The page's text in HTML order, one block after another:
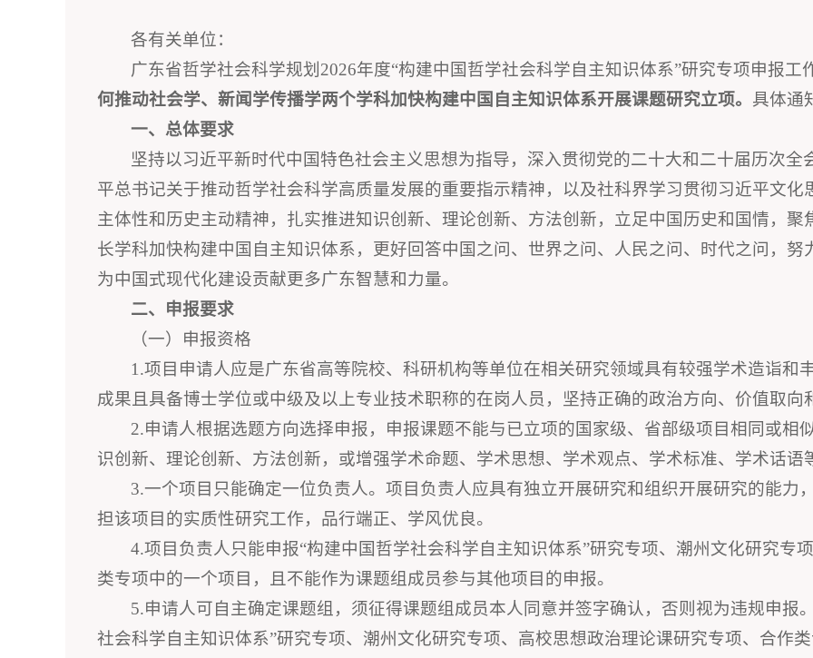
各有关单位：
广东省哲学社会科学规划2026年度“构建中国哲学社会科学自主知识体系”研究专项申报工
何推动社会学、新闻学传播学两个学科加快构建中国自主知识体系开展课题研究立项。 具体通
一、总体要求
坚持以习近平新时代中国特色社会主义思想为指导，深入贯彻党的二十大和二十届历次
平总书记关于推动哲学社会科学高质量发展的重要指示精神，以及社科界学习贯彻习近平文
主体性和历史主动精神，扎实推进知识创新、理论创新、方法创新，立足中国历史和国情，
长学科加快构建中国自主知识体系，更好回答中国之问、世界之问、人民之问、时代之问，努
为中国式现代化建设贡献更多广东智慧和力量。
二、申报要求
（一）申报资格
1.项目申请人应是广东省高等院校、科研机构等单位在相关研究领域具有较强学术造诣和
成果且具备博士学位或中级及以上专业技术职称的在岗人员，坚持正确的政治方向、价值取向
2.申请人根据选题方向选择申报，申报课题不能与已立项的国家级、省部级项目相同或相
识创新、理论创新、方法创新，或增强学术命题、学术思想、学术观点、学术标准、学术话语
3.一个项目只能确定一位负责人。项目负责人应具有独立开展研究和组织开展研究的能力
担该项目的实质性研究工作，品行端正、学风优良。
4.项目负责人只能申报“构建中国哲学社会科学自主知识体系”研究专项、潮州文化研究专
类专项中的一个项目，且不能作为课题组成员参与其他项目的申报。
5.申请人可自主确定课题组，须征得课题组成员本人同意并签字确认，否则视为违规申报
社会科学自主知识体系”研究专项、潮州文化研究专项、高校思想政治理论课研究专项、合作类